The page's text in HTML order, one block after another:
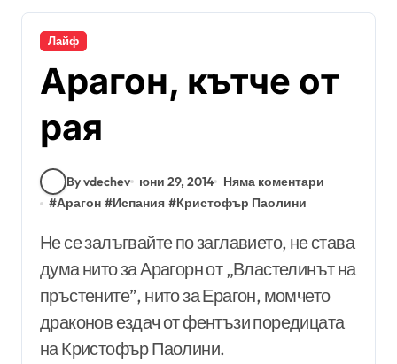
Лайф
Арагон, кътче от
рая
By vdechev юни 29, 2014
Няма коментари
#Арагон #Испания #Кристофър Паолини
Не се залъгвайте по заглавието, не става
дума нито за Арагорн от „Властелинът на
пръстените”, нито за Ерагон, момчето
драконов ездач от фентъзи поредицата
на Кристофър Паолини.